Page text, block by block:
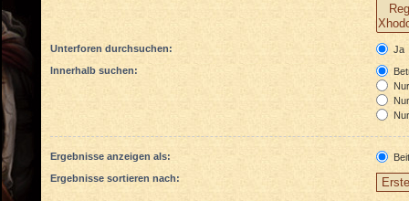
Unterforen durchsuchen:
Ja
Innerhalb suchen:
Ergebnisse anzeigen als:
Ergebnisse sortieren nach: